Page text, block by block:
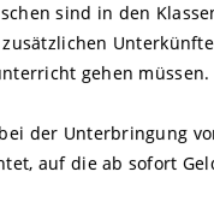
sind in den
gehen müssen.
der Unterbringung
auf die ab sofort